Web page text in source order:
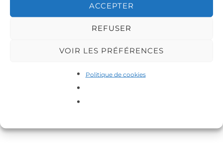
ACCEPTER
REFUSER
VOIR LES PRÉFÉRENCES
Politique de cookies